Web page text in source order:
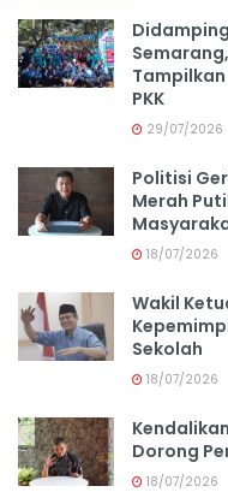
PKK
29/07/2026
Politisi
Merah
18/07/2026
Wakil
Sekolah
18/07/2026
Dorong
18/07/2026